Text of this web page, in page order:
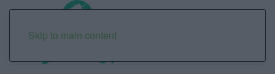
Skip to main content